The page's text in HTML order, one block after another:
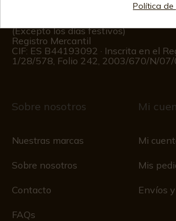
(Excepto los días festivos)
Registro Mercantil
CIF: ES B44193092 · Inscrita en el
1/28/578, Folio 242, 2003/670/N/
Sobre nosotros
Nuestras marcas
Sobre nosotros
Contacto
FAQs
Mi
Mi
Mis
Envíos
Política de